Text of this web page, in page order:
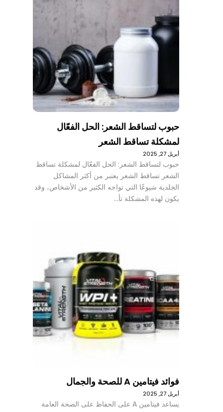
حبوب لتساقط الشعر: الحل الفعّال
لمشكلة تساقط الشعر
أبريل 27, 2025
حبوب لتساقط الشعر: الحل الفعّال لمشكلة تساقط
الشعر تساقط الشعر يعتبر من أكثر المشاكل
الجلدية شيوعًا التي تواجه الكثير من الأشخاص، وقد
يكون لهذه المشكلة تأ…
فوائد فيتامين A للصحة والجمال
أبريل 27, 2025
يساعد فيتامين A على الحفاظ على الصحة العامة